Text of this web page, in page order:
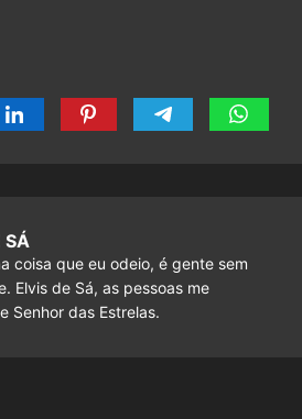
SÁ
coisa que eu odeio, é gente sem
Elvis de Sá, as pessoas me
Senhor das Estrelas.